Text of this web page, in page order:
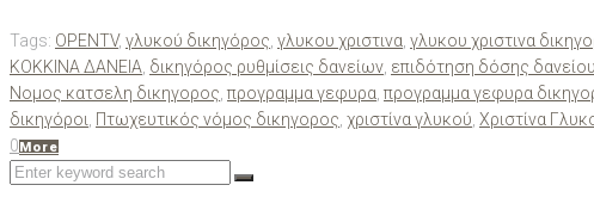
Tags: OPENTV, γλυκού δικηγόρος γλυκου χριστινα γλυκου χριστινα
ΚΟΚΚΙΝΑ ΔΑΝΕΙΑ δικηγόρος ρυθμίσεις δανείων επιδότηση δόσης
Νομος κατσελη δικηγορος προγραμμα γεφυρα προγραμμα γεφυρα
δικηγόροι
Πτωχευτικός νόμος δικηγορος χριστίνα γλυκού Χριστίνα
0More
Search